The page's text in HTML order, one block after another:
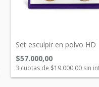
Set esculpir en polvo HD
$57.000,00
3 cuotas de $19.000,00 sin